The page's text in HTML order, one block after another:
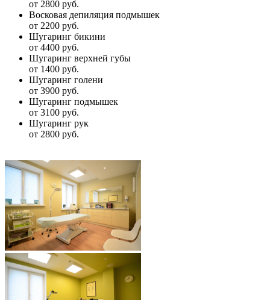
от 2800 руб.
Восковая депиляция подмышек
от 2200 руб.
Шугаринг бикини
от 4400 руб.
Шугаринг верхней губы
от 1400 руб.
Шугаринг голени
от 3900 руб.
Шугаринг подмышек
от 3100 руб.
Шугаринг рук
от 2800 руб.